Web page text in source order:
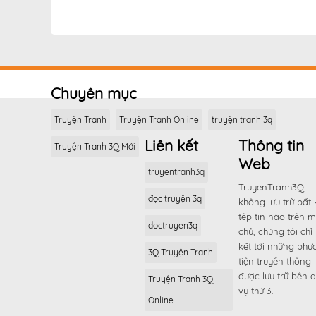
Chương 74
Chương 73
Chương 72
Chương 71
Chương 70
Chuyên mục
Truyện Tranh Truyện Tranh Online truyện tranh 3q
Truyện Tranh 3Q Mới Liên kết
truyentranh3q
đọc truyện 3q
doctruyen3q
3Q Truyện Tranh
Truyện Tranh 3Q
Online
Thông tin
Web
TruyenTranh3Q
không lưu trữ bất
tệp tin nào trên
chủ, chúng tôi chỉ
kết tới những
tiện truyền thông
được lưu trữ bên
vụ thứ 3.